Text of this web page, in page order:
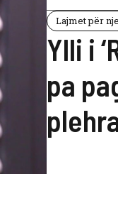
Lajmet për
Ylli i
pa